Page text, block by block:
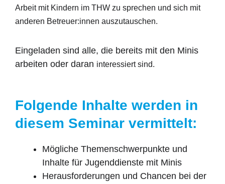
Arbeit mit Kindern im THW zu sprechen und sich mit
anderen Betreuer:innen auszutauschen.
Eingeladen sind alle, die bereits mit den Minis
arbeiten oder daran interessiert sind.
Folgende Inhalte werden in
diesem Seminar vermittelt:
Mögliche Themenschwerpunkte und
Inhalte für Jugenddienste mit Minis
Herausforderungen und Chancen bei der